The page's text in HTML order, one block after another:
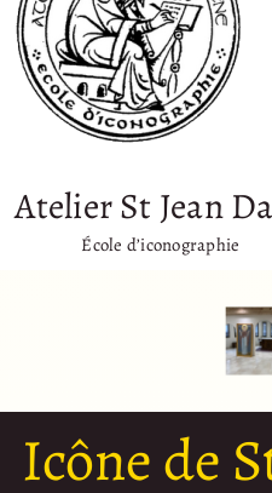
Atelier St Jean
École d’iconographie
Icône de